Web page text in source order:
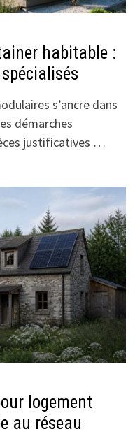
habitable :
s’ancre dans
démarches
justificatives …
logement
au réseau